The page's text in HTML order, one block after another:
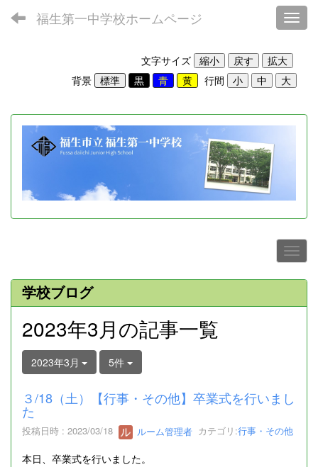
福生第一中学校ホームページ
文字サイズ
背景
行間
学校ブログ
2023年3月の記事一覧
2023年3月 5件
３/18（土）【行事・その他】卒業式を行いまし
た
投稿日時 : 2023/03/18 ルーム管理者 カテゴリ:行事・その他
本日、卒業式を行いました。